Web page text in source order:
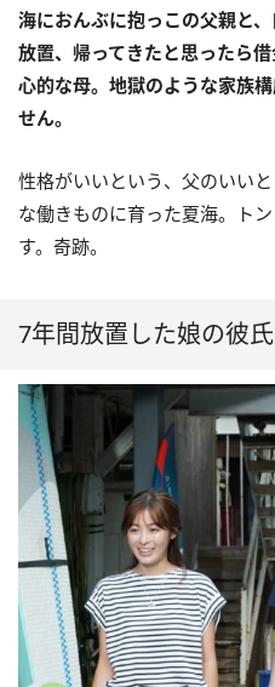
海におんぶに抱っこの父親と
放置、帰ってきたと思ったら
心的な母。地獄のような家族
せん。
性格がいいという、父のいい
な働きものに育った夏海。ト
す。奇跡。
7年間放置した娘の彼